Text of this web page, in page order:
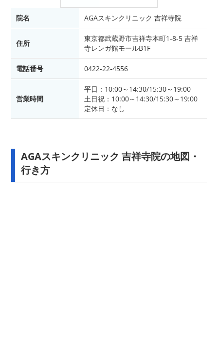
院名 AGAスキンクリニック 吉祥寺院
住所
東京都武蔵野市吉祥寺本町1-8-5 吉祥
寺レンガ館モールB1F
電話番号 0422-22-4556
営業時間
平日：10:00～14:30/15:30～19:00
土日祝：10:00～14:30/15:30～19:00
定休日：なし
AGAスキンクリニック 吉祥寺院の地図・
行き方